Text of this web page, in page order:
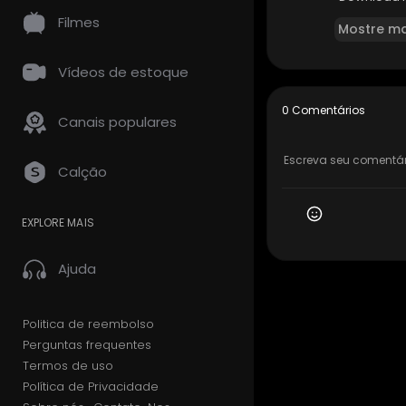
Filmes
Vídeos de estoque
Canais populares
Calção
EXPLORE MAIS
Ajuda
Politica de reembolso
Perguntas frequentes
Termos de uso
Política de Privacidade
Mostre
0 Comentários